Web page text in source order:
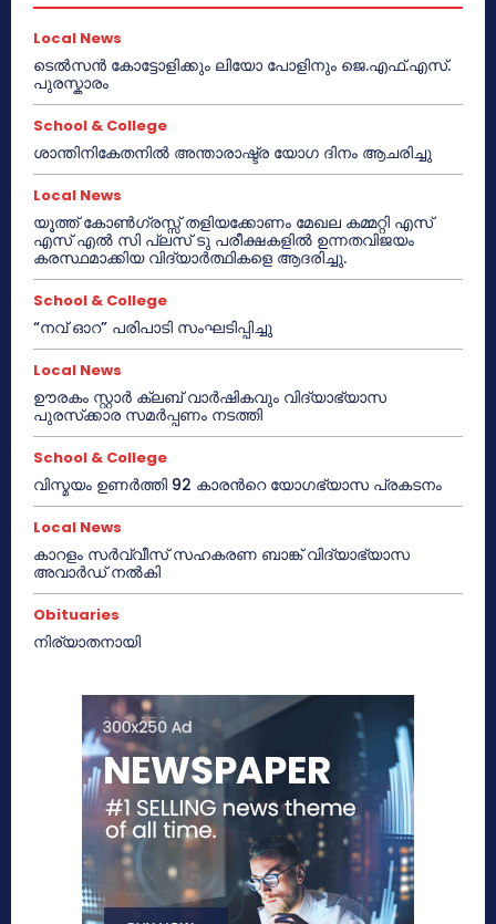
Local News
ടെൽസൻ കോട്ടോളിക്കും ലിയോ പോളിനും ജെ.എഫ്.എസ്.
പുരസ്കാരം
School & College
ശാന്തിനികേതനിൽ അന്താരാഷ്ട്ര യോഗ ദിനം ആചരിച്ചു
Local News
യൂത്ത് കോൺഗ്രസ്സ് തളിയക്കോണം മേഖല കമ്മറ്റി എസ്
എസ് എൽ സി പ്ലസ് ടു പരീക്ഷകളിൽ ഉന്നതവിജയം
കരസ്ഥമാക്കിയ വിദ്യാർത്ഥികളെ ആദരിച്ചു.
School & College
“നവ് ഓറ” പരിപാടി സംഘടിപ്പിച്ചു
Local News
ഊരകം സ്റ്റാർ ക്ലബ് വാർഷികവും വിദ്യാഭ്യാസ
പുരസ്‌ക്കാര സമർപ്പണം നടത്തി
School & College
വിസ്മയം ഉണർത്തി 92 കാരൻറെ യോഗഭ്യാസ പ്രകടനം
Local News
കാറളം സർവ്വീസ് സഹകരണ ബാങ്ക് വിദ്യാഭ്യാസ
അവാർഡ് നൽകി
Obituaries
നിര്യാതനായി